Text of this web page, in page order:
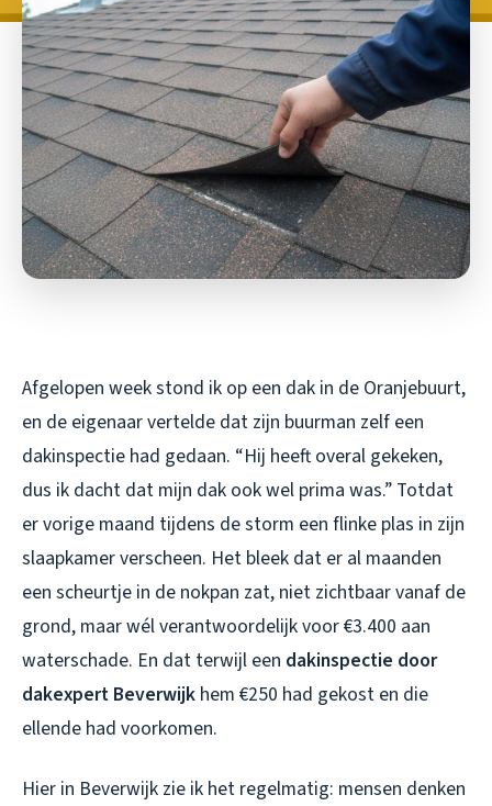
Afgelopen week stond ik op een dak in de Oranjebuurt,
en de eigenaar vertelde dat zijn buurman zelf een
dakinspectie had gedaan. “Hij heeft overal gekeken,
dus ik dacht dat mijn dak ook wel prima was.” Totdat
er vorige maand tijdens de storm een flinke plas in zijn
slaapkamer verscheen. Het bleek dat er al maanden
een scheurtje in de nokpan zat, niet zichtbaar vanaf de
grond, maar wél verantwoordelijk voor €3.400 aan
waterschade. En dat terwijl een dakinspectie door
dakexpert Beverwijk hem €250 had gekost en die
ellende had voorkomen.
Hier in Beverwijk zie ik het regelmatig: mensen denken